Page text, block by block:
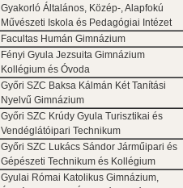
Gyakorló Általános, Közép-, Alapfokú
Művészeti Iskola és Pedagógiai Intézet
Facultas Humán Gimnázium
Fényi Gyula Jezsuita Gimnázium
Kollégium és Óvoda
Győri SZC Baksa Kálmán Két Tanítási
Nyelvű Gimnázium
Győri SZC Krúdy Gyula Turisztikai és
Vendéglátóipari Technikum
Győri SZC Lukács Sándor Járműipari és
Gépészeti Technikum és Kollégium
Gyulai Római Katolikus Gimnázium,